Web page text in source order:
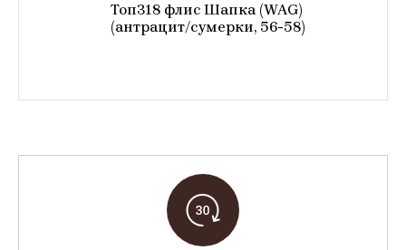
Топ318 флис Шапка (WAG)
(антрацит/сумерки, 56-58)